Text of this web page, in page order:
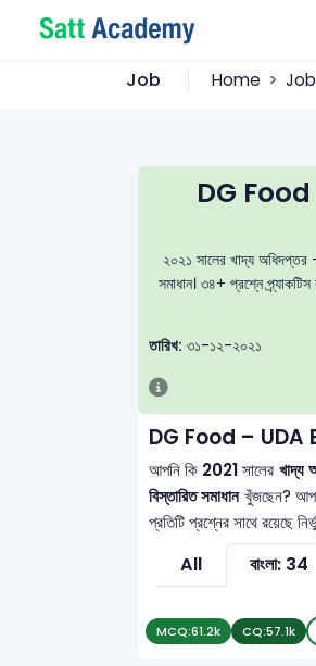
Job Home Job
DG
২০২১ সালের খাদ্য
সমাধান। ৩৪+ প্রশ্নে
তারিখ: ৩১-১২-২০২১
DG Food –
আপনি কি 2021সালের
বিস্তারিত সমাধানখুঁজছেন?
প্রতিটি প্রশ্নের সাথে রয়েছে
All বাংলা: 34
MCQ:61.2k CQ:57.1k